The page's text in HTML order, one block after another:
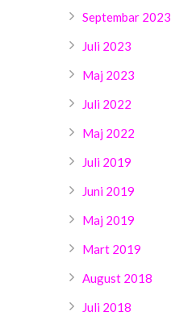
Septembar 2023
Juli 2023
Maj 2023
Juli 2022
Maj 2022
Juli 2019
Juni 2019
Maj 2019
Mart 2019
August 2018
Juli 2018